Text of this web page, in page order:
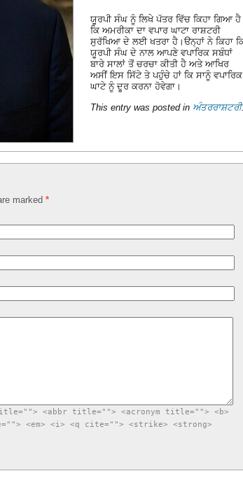
ਯੂਰਪੀ ਸੰਘ ਨੂੰ ਲਿਖੇ ਪੱਤਰ ਵਿੱਚ ਕਿਹਾ ਗਿਆ ਹੈ
ਕਿ ਅਮਰੀਕਾ ਦਾ ਵਪਾਰ ਘਾਟਾ ਰਾਸ਼ਟਰੀ
ਸੁਰੱਖਿਆ ਦੇ ਲਈ ਖਤਰਾ ਹੈ।ੳਨ੍ਹਾਂ ਨੇ ਕਿਹਾ
ਯੂਰਪੀ ਸੰਘ ਦੇ ਨਾਲ ਆਪਣੇ ਵਪਾਰਿਕ ਸਬੰਧਾਂ
ਬਾਰੇ ਸਾਲਾਂ ਤੋਂ ਚਰਚਾ ਕੀਤੀ ਹੈ ਅਤੇ ਆਖਿਰ
ਅਸੀਂ ਇਸ ਸਿੱਟੇ ਤੇ ਪਹੁੰਚੇ ਹਾਂ ਕਿ ਸਾਨੂੰ ਵਪਾਰਿਕ
ਘਾਟੇ ਨੂੰ ਦੂਰ ਕਰਨਾ ਹੋਵੇਗਾ।
This entry was posted in ਅੰਤਰਰਾਸ਼ਟਰੀ.
marked *
<abbr title=""> <acronym title=""> <b>
<em> <i> <q cite=""> <strike> <strong>